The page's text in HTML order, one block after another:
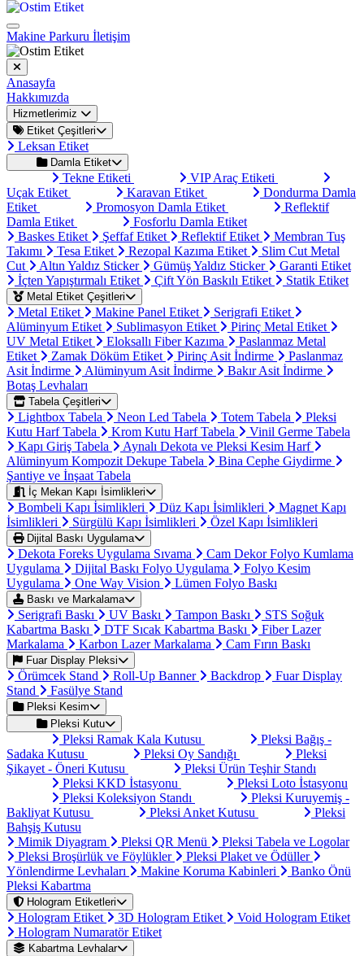
Makine Parkuru İletişim
Anasayfa
Hakkımızda
Hizmetlerimiz
Etiket Çeşitleri
Leksan Etiket
Damla Etiket
Tekne Etiketi
VIP Araç Etiketi
Uçak Etiket
Karavan Etiket
Dondurma Damla
Etiket
Promosyon Damla Etiket
Reflektif
Damla Etiket
Fosforlu Damla Etiket
Baskes Etiket
Şeffaf Etiket Reflektif Etiket
Membran Tuş
Takımı
Tesa Etiket Rezopal Kazıma Etiket
Slim Cut Metal
Cut
Altın Yaldız Sticker Gümüş Yaldız Sticker
Garanti Etiket
İçten Yapıştırmalı Etiket
Çift Yön Baskılı Etiket Statik Etiket
Metal Etiket Çeşitleri
Metal Etiket Makine Panel Etiket
Serigrafi Etiket
Alüminyum Etiket
Sublimasyon Etiket
Pirinç Metal Etiket
UV Metal Etiket
Eloksallı Fiber Kazıma
Paslanmaz Metal
Etiket
Zamak Döküm Etiket Pirinç Asit İndirme
Paslanmaz
Asit İndirme
Alüminyum Asit İndirme
Bakır Asit İndirme
Botaş Levhaları
Tabela Çeşitleri
Lightbox Tabela Neon Led Tabela Totem Tabela
Pleksi
Kutu Harf Tabela
Krom Kutu Harf Tabela
Vinil Germe Tabela
Kapı Giriş Tabela
Aynalı Dekota ve Pleksi Kesim Harf
Alüminyum Kompozit Dekupe Tabela
Bina Cephe Giydirme
Şantiye ve İnşaat Tabela
İç Mekan Kapı İsimlikleri
Bombeli Kapı İsimlikleri Düz Kapı İsimlikleri
Magnet Kapı
İsimlikleri
Sürgülü Kapı İsimlikleri Özel Kapı İsimlikleri
Dijital Baskı Uygulama
Dekota Foreks Uygulama Sıvama
Cam Dekor Folyo Kumlama
Uygulama
Dijital Baskı Folyo Uygulama
Folyo Kesim
Uygulama
One Way Vision Lümen Folyo Baskı
Baskı ve Markalama
Serigrafi Baskı UV Baskı Tampon Baskı
STS Soğuk
Kabartma Baskı
DTF Sıcak Kabartma Baskı
Fiber Lazer
Markalama
Karbon Lazer Markalama Cam Fırın Baskı
Fuar Display Pleksi
Örümcek Stand Roll-Up Banner Backdrop
Fuar Display
Stand
Fasülye Stand
Pleksi Kesim
Pleksi Kutu
Pleksi Ramak Kala Kutusu
Pleksi Bağış -
Sadaka Kutusu
Pleksi Oy Sandığı
Pleksi
Şikayet - Öneri Kutusu
Pleksi Ürün Teşhir Standı
Pleksi KKD İstasyonu
Pleksi Loto İstasyonu
Pleksi Koleksiyon Standı
Pleksi Kuruyemiş -
Bakliyat Kutusu
Pleksi Anket Kutusu
Pleksi
Bahşiş Kutusu
Mimik Diyagram
Pleksi QR Menü
Pleksi Tabela ve Logolar
Pleksi Broşürlük ve Föylükler
Pleksi Plaket ve Ödüller
Yönlendirme Levhaları
Makine Koruma Kabinleri
Banko Önü
Pleksi Kabartma
Hologram Etiketleri
Hologram Etiket 3D Hologram Etiket
Void Hologram Etiket
Hologram Numaratör Etiket
Kabartma Levhalar